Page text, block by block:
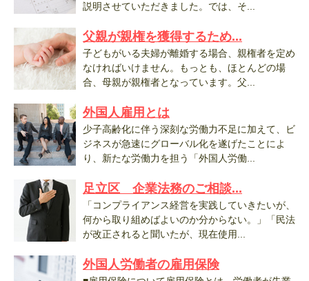
説明させていただきました。では、そ...
父親が親権を獲得するため...
子どもがいる夫婦が離婚する場合、親権者を定め
なければいけません。もっとも、ほとんどの場
合、母親が親権者となっています。父...
外国人雇用とは
少子高齢化に伴う深刻な労働力不足に加えて、ビ
ジネスが急速にグローバル化を遂げたことによ
り、新たな労働力を担う「外国人労働...
足立区 企業法務のご相談...
「コンプライアンス経営を実践していきたいが、
何から取り組めばよいのか分からない。」「民法
が改正されると聞いたが、現在使用...
外国人労働者の雇用保険